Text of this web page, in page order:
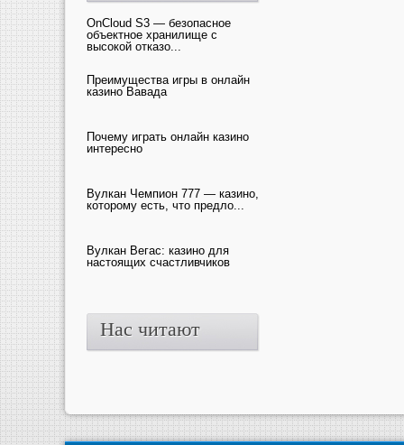
OnCloud S3 — безопасное
объектное хранилище с
высокой отказо...
Преимущества игры в онлайн
казино Вавада
Почему играть онлайн казино
интересно
Вулкан Чемпион 777 — казино,
которому есть, что предло...
Вулкан Вегас: казино для
настоящих счастливчиков
Нас читают